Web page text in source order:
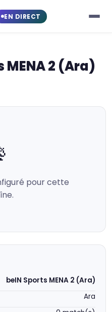
EN DIRECT
MENA 2 (Ara)
pour cette
beIN Sports MENA 2 (Ara)
Ara